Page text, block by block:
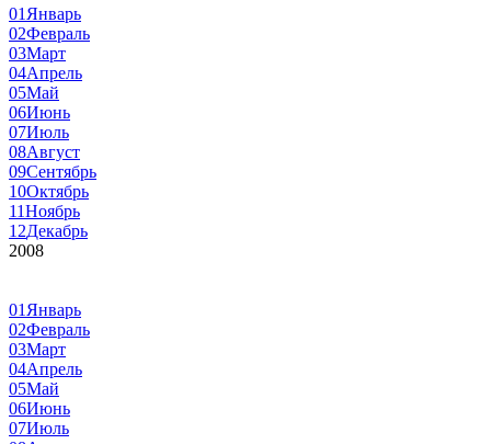
01 Январь
02Февраль
03Март
04Апрель
05Май
06Июнь
07Июль
08Август
09Сентябрь
10Октябрь
11Ноябрь
12Декабрь
2008
01 Январь
02Февраль
03Март
04Апрель
05Май
06Июнь
07Июль